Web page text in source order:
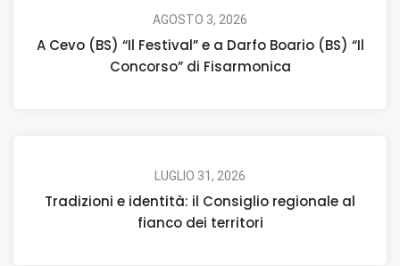
AGOSTO 3, 2026
A Cevo (BS) “Il Festival” e a Darfo Boario (BS) “Il
Concorso” di Fisarmonica
LUGLIO 31, 2026
Tradizioni e identità: il Consiglio regionale al
fianco dei territori